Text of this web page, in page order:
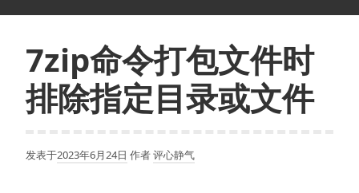
7zip命令打包文件时
排除指定目录或文件
发表于2023年6月24日 作者评心静气